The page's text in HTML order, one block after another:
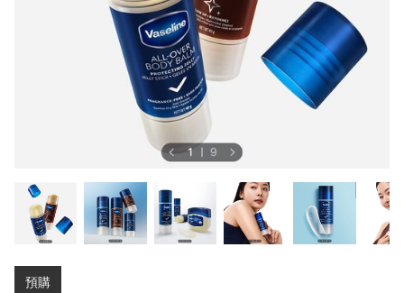
預購